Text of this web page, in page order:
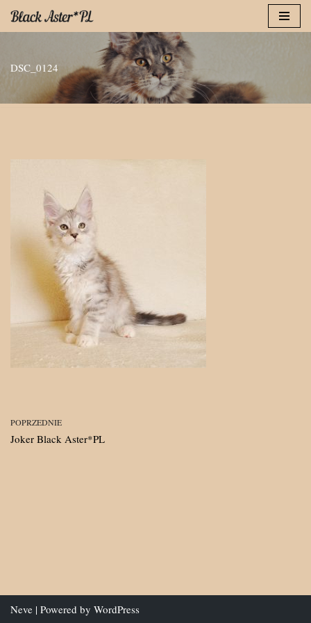
treści
DSC_0124
POPRZEDNIE
Joker Black Aster*PL
Neve | Powered by WordPress